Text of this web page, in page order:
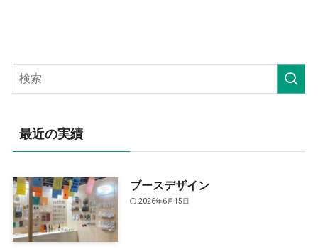
最近の実績
ブースデザイン
2026年6月15日